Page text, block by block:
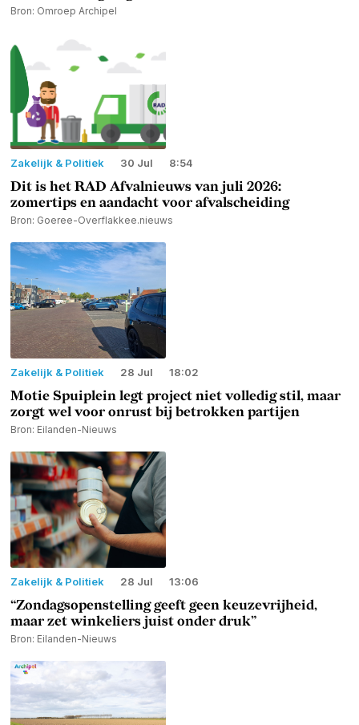
Bron: Omroep Archipel
Zakelijk & Politiek 30 Jul 8:54
Dit is het RAD Afvalnieuws van juli 2026:
zomertips en aandacht voor afvalscheiding
Bron: Goeree-Overflakkee.nieuws
Zakelijk & Politiek 28 Jul 18:02
Motie Spuiplein legt project niet volledig stil, maar
zorgt wel voor onrust bij betrokken partijen
Bron: Eilanden-Nieuws
Zakelijk & Politiek 28 Jul 13:06
“Zondagsopenstelling geeft geen keuzevrijheid,
maar zet winkeliers juist onder druk”
Bron: Eilanden-Nieuws